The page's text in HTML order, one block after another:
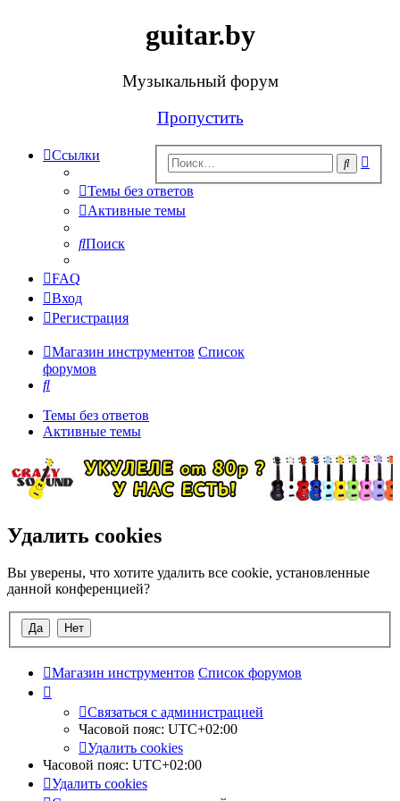
guitar.by
Музыкальный форум
Пропустить
Поиск
Ссылки
Темы без ответов
Активные темы
Поиск
FAQ
Вход
Регистрация
Магазин инструментов Список
форумов
Поиск
Темы без ответов
Активные темы
Удалить cookies
Вы уверены, что хотите удалить все cookie, установленные
данной конференцией?
Магазин инструментов Список форумов
Связаться с администрацией
Часовой пояс: UTC+02:00
Удалить cookies
Часовой пояс: UTC+02:00
Удалить cookies